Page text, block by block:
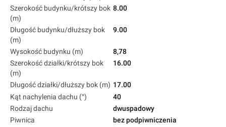
Szerokość budynku/krótszy bok
(m)
8.00
Długość budynku/dłuższy bok
(m)
9.00
Wysokość budynku (m)
8,78
Szerokość działki/krótszy bok
(m)
16.00
Długość działki/dłuższy bok (m) 17.00
Kąt nachylenia dachu (°)
40
Rodzaj dachu
dwuspadowy
Piwnica
bez podpiwniczenia